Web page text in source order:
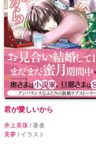
君が愛しいから
井上美珠 / 著者
美夢 / イラスト